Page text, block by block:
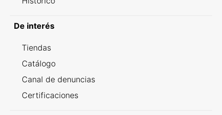
De interés
Tiendas
Catálogo
Canal de denuncias
Certificaciones